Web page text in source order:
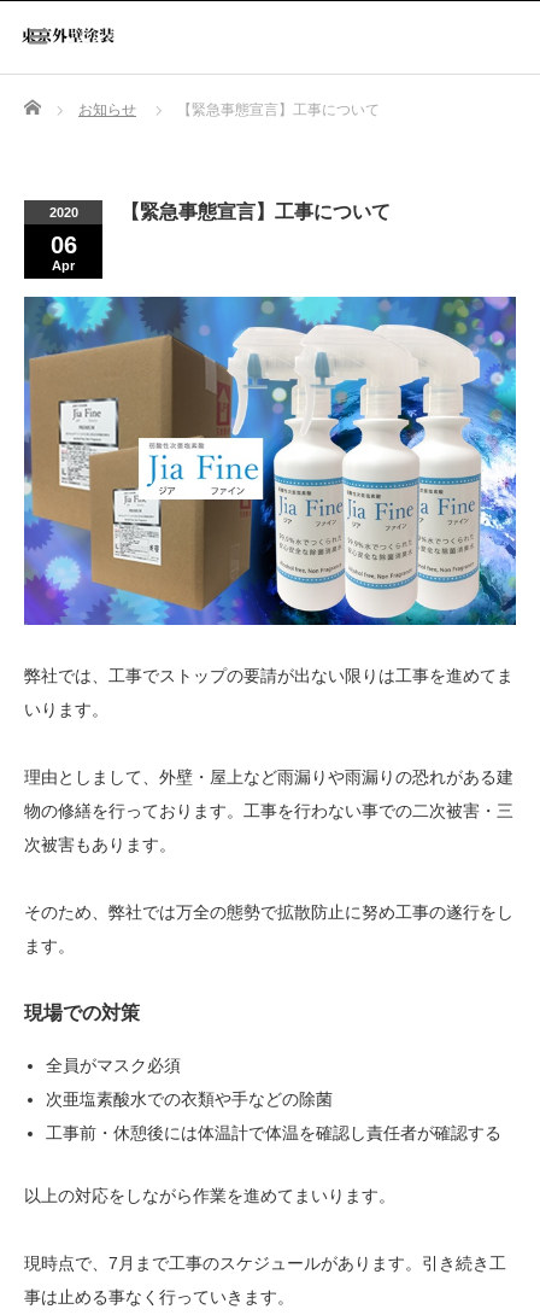
Home お知らせ 【緊急事態宣言】工事について
2020
06
Apr
【緊急事態宣言】工事について
弊社では、工事でストップの要請が出ない限りは工事を進めてま
いります。
理由としまして、外壁・屋上など雨漏りや雨漏りの恐れがある建
物の修繕を行っております。工事を行わない事での二次被害・三
次被害もあります。
そのため、弊社では万全の態勢で拡散防止に努め工事の遂行をし
ます。
現場での対策
全員がマスク必須
次亜塩素酸水での衣類や手などの除菌
工事前・休憩後には体温計で体温を確認し責任者が確認する
以上の対応をしながら作業を進めてまいります。
現時点で、7月まで工事のスケジュールがあります。引き続き工
事は止める事なく行っていきます。